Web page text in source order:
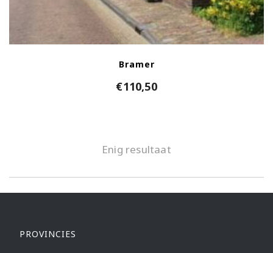
Bramer
€110,50
Enig resultaat
PROVINCIES